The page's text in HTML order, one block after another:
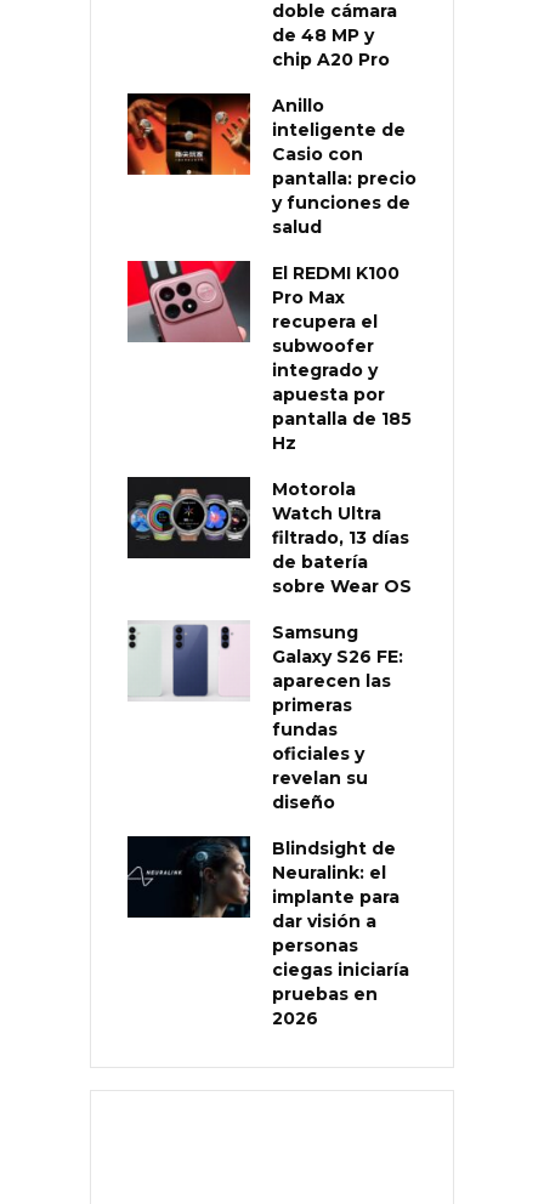
doble cámara
de 48 MP y
chip A20 Pro
Anillo
inteligente de
Casio con
pantalla: precio
y funciones de
salud
El REDMI K100
Pro Max
recupera el
subwoofer
integrado y
apuesta por
pantalla de 185
Hz
Motorola
Watch Ultra
filtrado, 13 días
de batería
sobre Wear OS
Samsung
Galaxy S26 FE:
aparecen las
primeras
fundas
oficiales y
revelan su
diseño
Blindsight de
Neuralink: el
implante para
dar visión a
personas
ciegas iniciaría
pruebas en
2026